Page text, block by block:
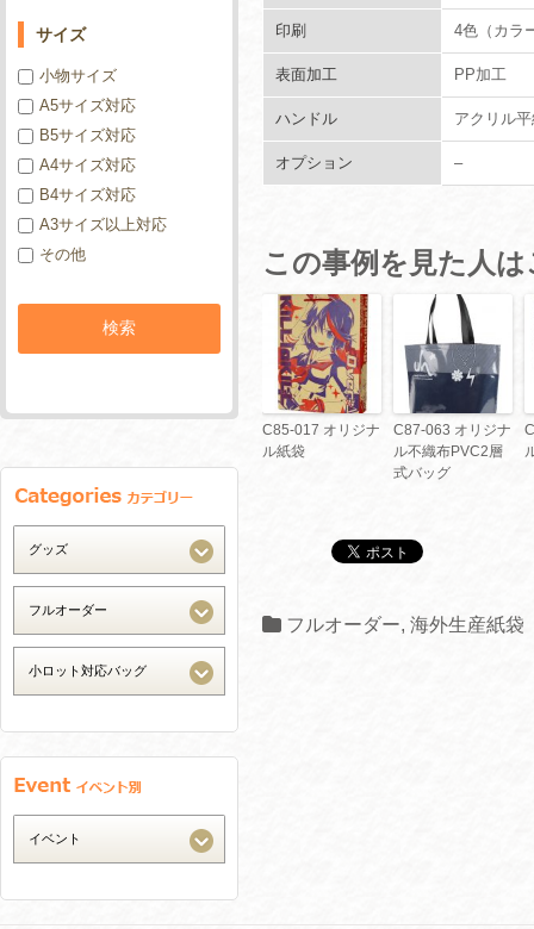
印刷 4色（カラ
表面加工 PP加工
ハンドル アクリル
オプション –
この事例を見た人
C85-017 オリジナ
ル紙袋
C87-063 オリジナ
ル不織布PVC2層
式バッグ
フルオーダー, 海外生産紙袋
サイズ
小物サイズ
A5サイズ対応
B5サイズ対応
A4サイズ対応
B4サイズ対応
A3サイズ以上対応
その他